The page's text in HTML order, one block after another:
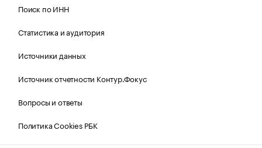
Поиск по ИНН
Статистика и аудитория
Источники данных
Источник отчетности Контур.Фокус
Вопросы и ответы
Политика Cookies РБК